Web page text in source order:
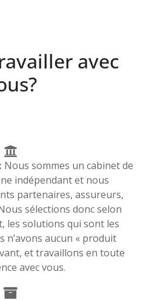
avec
Nous sommes un cabinet de
indépendant et nous
partenaires, assureurs,
sélections donc selon
les solutions qui sont les
n’avons aucun « produit
et travaillons en toute
avec vous.